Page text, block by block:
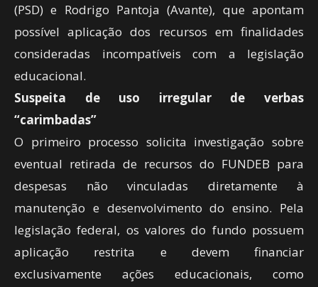
(PSD) e Rodrigo Pantoja (Avante), que apontam
possível aplicação dos recursos em finalidades
consideradas incompatíveis com a legislação
educacional.
Suspeita de uso irregular de verbas
“carimbadas”
O primeiro processo solicita investigação sobre
eventual retirada de recursos do FUNDEB para
despesas não vinculadas diretamente à
manutenção e desenvolvimento do ensino. Pela
legislação federal, os valores do fundo possuem
aplicação restrita e devem financiar
exclusivamente ações educacionais, como